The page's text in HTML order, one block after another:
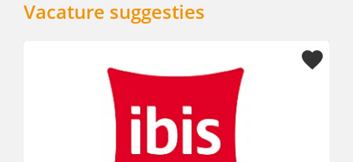
Vacature suggesties